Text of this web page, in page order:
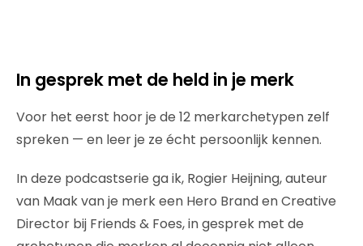
In gesprek met de held in je merk
Voor het eerst hoor je de 12 merkarchetypen zelf
spreken — en leer je ze écht persoonlijk kennen.
In deze podcastserie ga ik, Rogier Heijning, auteur
van Maak van je merk een Hero Brand en Creative
Director bij Friends & Foes, in gesprek met de